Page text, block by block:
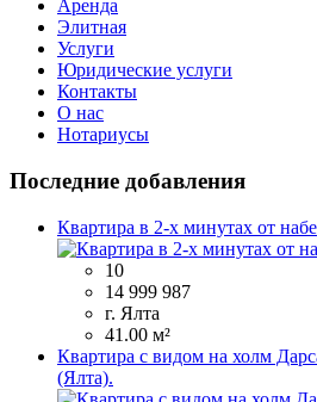
Аренда
Элитная
Услуги
Юридические услуги
Контакты
О нас
Нотариусы
Последние добавления
Квартира в 2-х минутах от
10
14 999 987
г. Ялта
41.00 м²
Квартира с видом на холм
(Ялта).